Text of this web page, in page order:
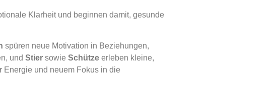
Klarheit und beginnen damit, gesunde
spüren neue Motivation in Beziehungen,
und Stier sowie Schütze erleben kleine,
Energie und neuem Fokus in die